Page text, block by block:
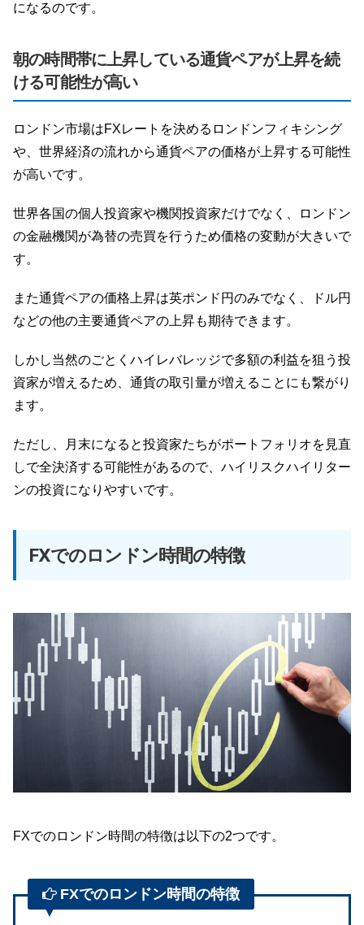
になるのです。
朝の時間帯に上昇している通貨ペアが上昇を続
ける可能性が高い
ロンドン市場はFXレートを決めるロンドンフィキシング
や、世界経済の流れから通貨ペアの価格が上昇する可能性
が高いです。
世界各国の個人投資家や機関投資家だけでなく、ロンドン
の金融機関が為替の売買を行うため価格の変動が大きいで
す。
また通貨ペアの価格上昇は英ポンド円のみでなく、ドル円
などの他の主要通貨ペアの上昇も期待できます。
しかし当然のごとくハイレバレッジで多額の利益を狙う投
資家が増えるため、通貨の取引量が増えることにも繋がり
ます。
ただし、月末になると投資家たちがポートフォリオを見直
しで全決済する可能性があるので、ハイリスクハイリター
ンの投資になりやすいです。
FXでのロンドン時間の特徴
FXでのロンドン時間の特徴は以下の2つです。
FXでのロンドン時間の特徴